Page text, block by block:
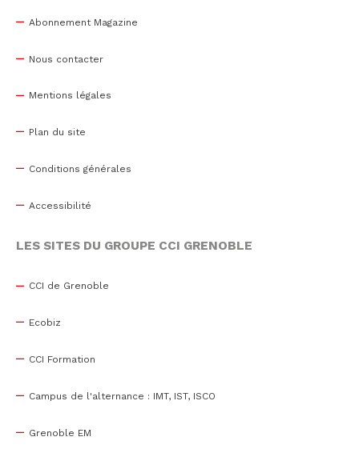
Abonnement Magazine
Nous contacter
Mentions légales
Plan du site
Conditions générales
Accessibilité
LES SITES DU GROUPE CCI GRENOBLE
CCI de Grenoble
Ecobiz
CCI Formation
Campus de l'alternance : IMT, IST, ISCO
Grenoble EM